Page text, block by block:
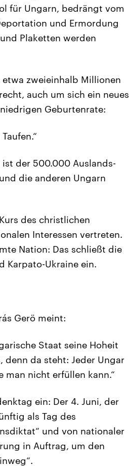
für Ungarn, bedrängt vom
und Ermordung
Plaketten werden
zweieinhalb Millionen
auch um sich ein neues
Geburtenrate:
ist der 500.000 Auslands-
die anderen Ungarn
des christlichen
Interessen vertreten.
Nation: Das schließt die
Karpato-Ukraine ein.
Gerö meint:
Staat seine Hoheit
denn da steht: Jeder Ungar
nicht erfüllen kann.“
ein: Der 4. Juni, der
als Tag des
und von nationaler
in Auftrag, um den